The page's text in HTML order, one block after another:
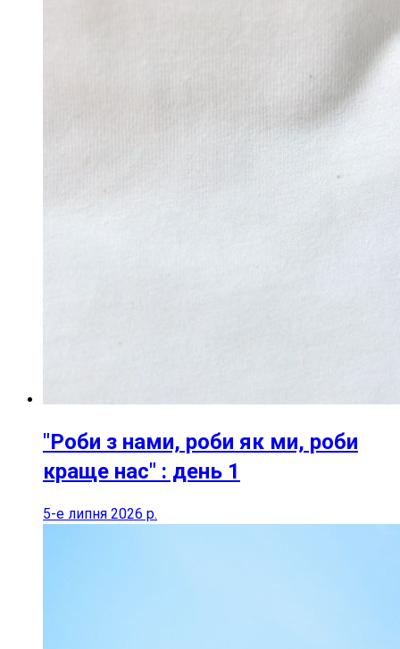
"Роби з нами, роби як ми, роби
краще нас" : день 1
5-е липня 2026 р.